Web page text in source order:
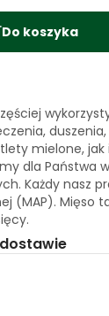
Do koszyka
mielone, jak
dla Państwa
Każdy nasz
(MAP). Mięso